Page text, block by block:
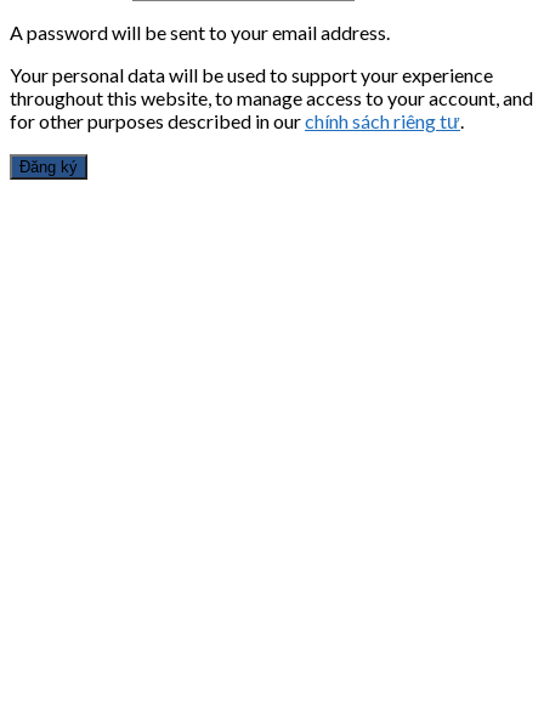
A password will be sent to your email address.
Your personal data will be used to support your experience
throughout this website, to manage access to your account, and
for other purposes described in ourchính sách riêng tư.
Đăng ký